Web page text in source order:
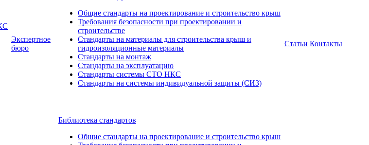
Экспертное
бюро
Общие стандарты на проектирование и строительство крыш
Требования безопасности при проектировании и
строительстве
Стандарты на материалы для строительства крыш и
гидроизоляционные материалы
Стандарты на монтаж
Стандарты на эксплуатацию
Стандарты системы СТО НКС
Стандарты на системы индивидуальной защиты (СИЗ)
Статьи Контакты
Библиотека стандартов
Общие стандарты на проектирование и строительство крыш